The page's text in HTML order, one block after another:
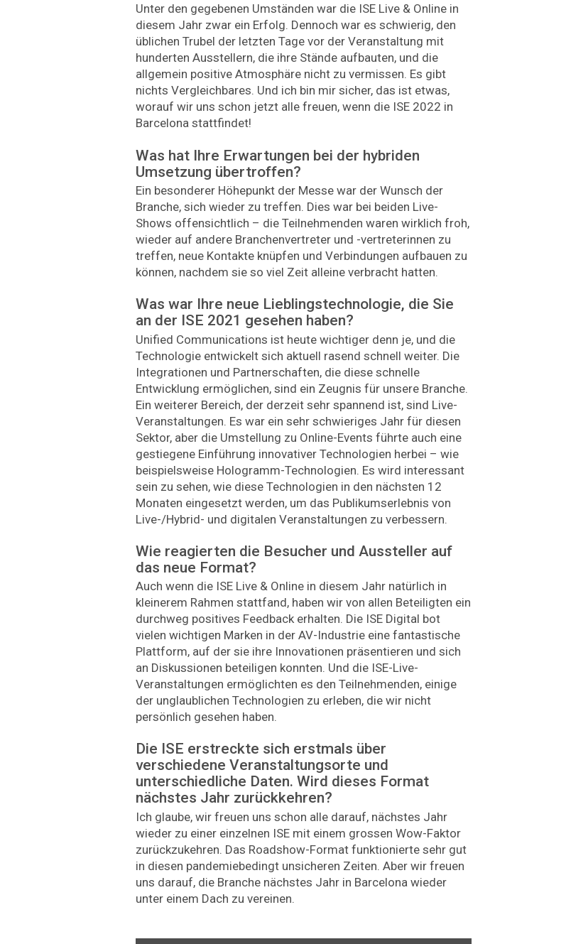
Unter den gegebenen Umständen war die ISE Live & Online in
diesem Jahr zwar ein Erfolg. Dennoch war es schwierig, den
üblichen Trubel der letzten Tage vor der Veranstaltung mit
hunderten Ausstellern, die ihre Stände aufbauten, und die
allgemein positive Atmosphäre nicht zu vermissen. Es gibt
nichts Vergleichbares. Und ich bin mir sicher, das ist etwas,
worauf wir uns schon jetzt alle freuen, wenn die ISE 2022 in
Barcelona stattfindet!
Was hat Ihre Erwartungen bei der hybriden
Umsetzung übertroffen?
Ein besonderer Höhepunkt der Messe war der Wunsch der
Branche, sich wieder zu treffen. Dies war bei beiden Live-
Shows offensichtlich – die Teilnehmenden waren wirklich froh,
wieder auf andere Branchenvertreter und -vertreterinnen zu
treffen, neue Kontakte knüpfen und Verbindungen aufbauen zu
können, nachdem sie so viel Zeit alleine verbracht hatten.
Was war Ihre neue Lieblingstechnologie, die Sie
an der ISE 2021 gesehen haben?
Unified Communications ist heute wichtiger denn je, und die
Technologie entwickelt sich aktuell rasend schnell weiter. Die
Integrationen und Partnerschaften, die diese schnelle
Entwicklung ermöglichen, sind ein Zeugnis für unsere Branche.
Ein weiterer Bereich, der derzeit sehr spannend ist, sind Live-
Veranstaltungen. Es war ein sehr schwieriges Jahr für diesen
Sektor, aber die Umstellung zu Online-Events führte auch eine
gestiegene Einführung innovativer Technologien herbei – wie
beispielsweise Hologramm-Technologien. Es wird interessant
sein zu sehen, wie diese Technologien in den nächsten 12
Monaten eingesetzt werden, um das Publikumserlebnis von
Live-/Hybrid- und digitalen Veranstaltungen zu verbessern.
Wie reagierten die Besucher und Aussteller auf
das neue Format?
Auch wenn die ISE Live & Online in diesem Jahr natürlich in
kleinerem Rahmen stattfand, haben wir von allen Beteiligten ein
durchweg positives Feedback erhalten. Die ISE Digital bot
vielen wichtigen Marken in der AV-Industrie eine fantastische
Plattform, auf der sie ihre Innovationen präsentieren und sich
an Diskussionen beteiligen konnten. Und die ISE-Live-
Veranstaltungen ermöglichten es den Teilnehmenden, einige
der unglaublichen Technologien zu erleben, die wir nicht
persönlich gesehen haben.
Die ISE erstreckte sich erstmals über
verschiedene Veranstaltungsorte und
unterschiedliche Daten. Wird dieses Format
nächstes Jahr zurückkehren?
Ich glaube, wir freuen uns schon alle darauf, nächstes Jahr
wieder zu einer einzelnen ISE mit einem grossen Wow-Faktor
zurückzukehren. Das Roadshow-Format funktionierte sehr gut
in diesen pandemiebedingt unsicheren Zeiten. Aber wir freuen
uns darauf, die Branche nächstes Jahr in Barcelona wieder
unter einem Dach zu vereinen.